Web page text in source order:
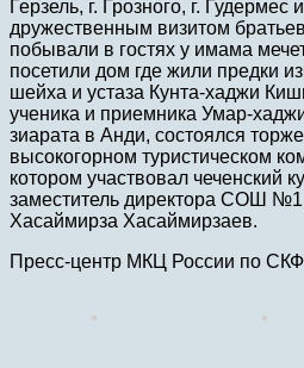
Герзель, г. Грозного, г. Гудермес
дружественным визитом
побывали в гостях у имама
посетили дом где жили предки
шейха и устаза Кунта-хаджи
ученика и приемника Умар-
зиарата в Анди, состоялся
высокогорном туристическом
котором участвовал чеченский
заместитель директора СОШ
Хасаймирза Хасаймирзаев.
Пресс-центр МКЦ России по